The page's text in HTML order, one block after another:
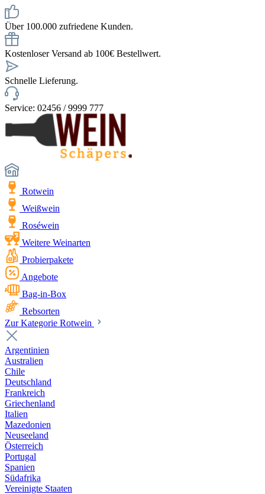
Über 100.000 zufriedene Kunden.
Kostenloser Versand ab 100€ Bestellwert.
Schnelle Lieferung.
Service: 02456 / 9999 777
Rotwein
Weißwein
Roséwein
Weitere Weinarten
Probierpakete
Angebote
Bag-in-Box
Rebsorten
Zur Kategorie Rotwein
Argentinien
Australien
Chile
Deutschland
Frankreich
Griechenland
Italien
Mazedonien
Neuseeland
Österreich
Portugal
Spanien
Südafrika
Vereinigte Staaten